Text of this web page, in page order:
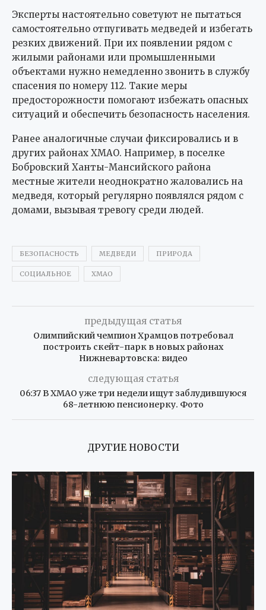
Эксперты настоятельно советуют не пытаться
самостоятельно отпугивать медведей и избегать
резких движений. При их появлении рядом с
жилыми районами или промышленными
объектами нужно немедленно звонить в службу
спасения по номеру 112. Такие меры
предосторожности помогают избежать опасных
ситуаций и обеспечить безопасность населения.
Ранее аналогичные случаи фиксировались и в
других районах ХМАО. Например, в поселке
Бобровский Ханты-Мансийского района
местные жители неоднократно жаловались на
медведя, который регулярно появлялся рядом с
домами, вызывая тревогу среди людей.
БЕЗОПАСНОСТЬ МЕДВЕДИ ПРИРОДА
СОЦИАЛЬНОЕ ХМАО
предыдущая статья
Олимпийский чемпион Храмцов потребовал
построить скейт-парк в новых районах
Нижневартовска: видео
следующая статья
06:37 В ХМАО уже три недели ищут заблудившуюся
68-летнюю пенсионерку. Фото
ДРУГИЕ НОВОСТИ